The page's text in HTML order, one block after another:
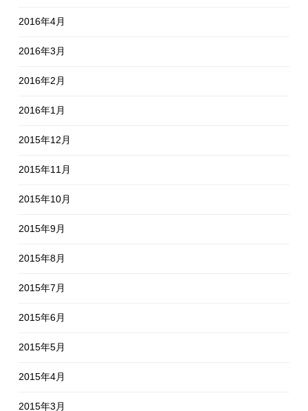
2016年4月
2016年3月
2016年2月
2016年1月
2015年12月
2015年11月
2015年10月
2015年9月
2015年8月
2015年7月
2015年6月
2015年5月
2015年4月
2015年3月